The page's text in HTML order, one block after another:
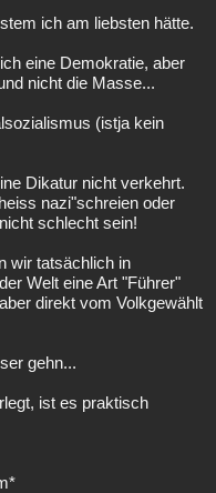
ich am liebsten hätte.
eine Demokratie, aber
nicht die Masse...
(istja kein
Dikatur nicht verkehrt.
nazi"schreien oder
schlecht sein!
wir tatsächlich in
Welt eine Art "Führer"
direkt vom Volkgewählt
gehn...
ist es praktisch